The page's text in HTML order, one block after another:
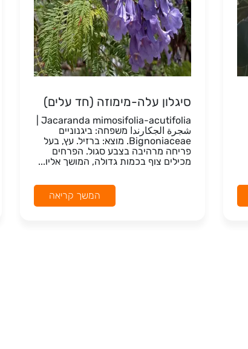
סיגלון עלה-מימוזה (חד עלים)
شجرة الجكارندا משפחה: ביגנוניים
Bignoniaceae. מוצא: ברזיל. עץ, בעל
פריחה מרהיבה בצבע סגול. הפרחים
מכילים צוף בכמות גדולה, המושך אליו...
המשך קריאה